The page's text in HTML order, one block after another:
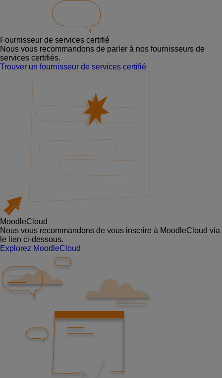
Fournisseur de services certifié
Nous vous recommandons de parler à nos fournisseurs de
services certifiés.
Trouver un fournisseur de services certifié
MoodleCloud
Nous vous recommandons de vous inscrire à MoodleCloud via
le lien ci-dessous.
Explorez MoodleCloud